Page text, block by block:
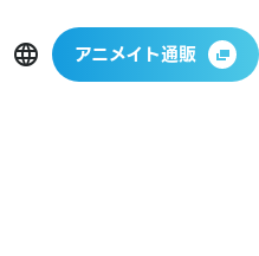
アニメイト通販